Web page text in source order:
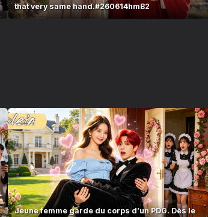
that very same hand.#260614hmB2
Jeune femme garde du corps d’un PDG. Dès le